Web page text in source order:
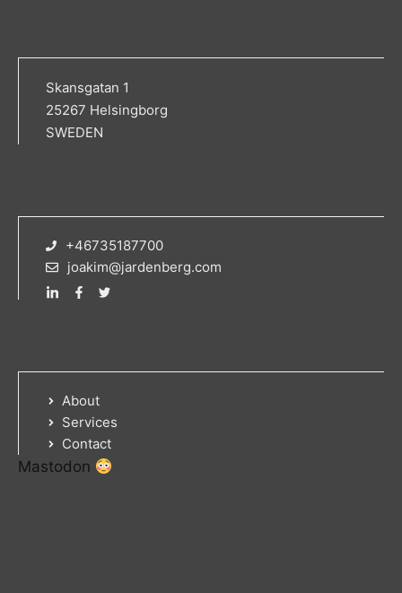
Skansgatan 1
25267 Helsingborg
SWEDEN
+46735187700
joakim@jardenberg.com
About
Services
Contact
Mastodon